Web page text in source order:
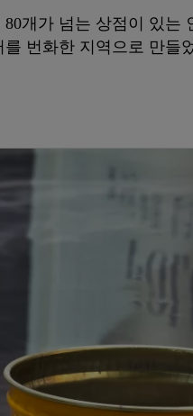
개가 넘는 상점이 있는
번화한 지역으로 만들